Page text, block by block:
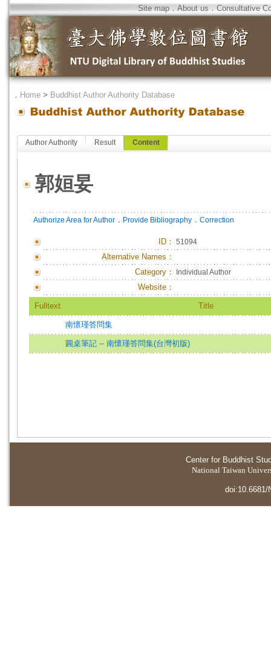
Site map．About us．Consultative
． Home > Buddhist Author Authority Database
Author Authority Result Content
郭姮妟
Authorize Area for Author ． Provide Bibliography ． Correction
ID ： 51094
Alternative Names：
Category：
Individual Author
Website：
Fulltext Title
南懷瑾答問集
圓桌筆記 -- 南懷瑾答問集(台灣初版)
Center for Buddhist
National Taiwan
doi:10.6681/